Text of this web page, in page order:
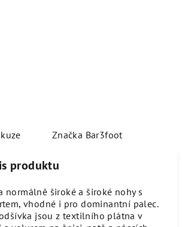
Značka Bar3foot
produktu
normálně široké a široké nohy s
vhodné i pro dominantní palec.
jsou z textilního plátna v